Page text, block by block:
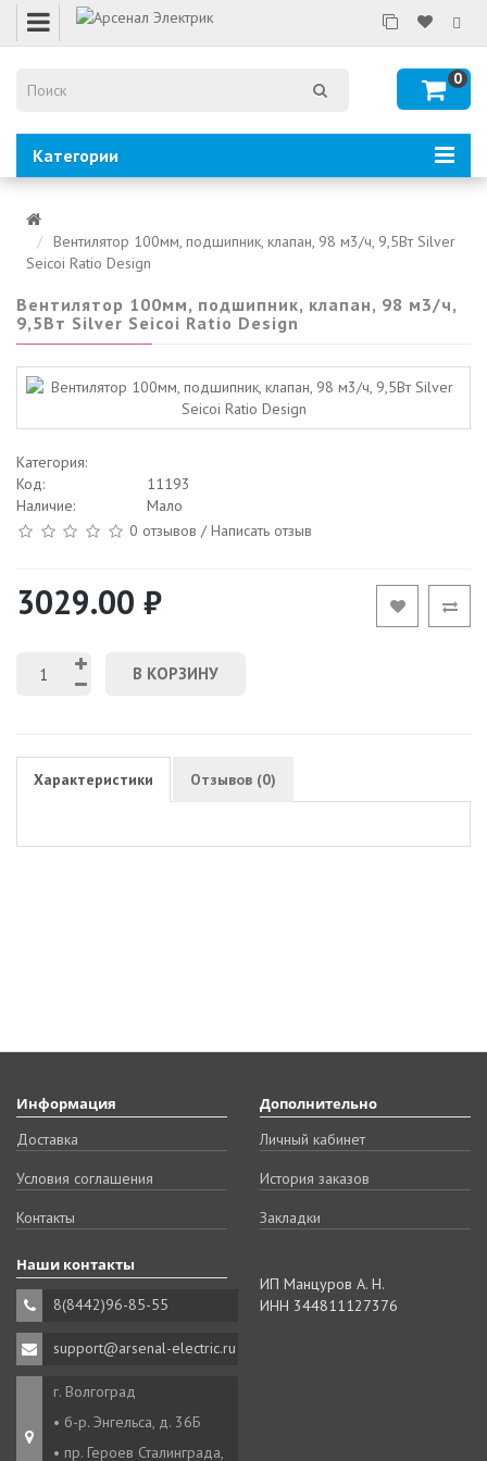
0
Категории
Вентилятор 100мм, подшипник, клапан, 98 м3/ч, 9,5Вт Silver
Seicoi Ratio Design
Вентилятор 100мм, подшипник, клапан, 98 м3/ч,
9,5Вт Silver Seicoi Ratio Design
Категория:
Код:
11193
Наличие:
Мало
0 отзывов /Написать отзыв
3029.00 ₽
В КОРЗИНУ
Характеристики Отзывов (0)
Информация
Доставка
Условия соглашения
Контакты
Дополнительно
Личный кабинет
История заказов
Закладки
Наши контакты
8(8442)96-85-55
support@arsenal-electric.ru
г. Волгоград
• б-р. Энгельса, д. 36Б
• пр. Героев Сталинграда,
ИП Манцуров А. Н.
ИНН 344811127376